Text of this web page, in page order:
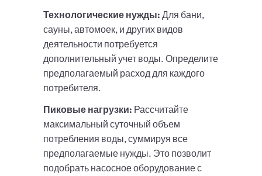
Технологические нужды: Для бани,
сауны, автомоек, и других видов
деятельности потребуется
дополнительный учет воды. Определите
предполагаемый расход для каждого
потребителя.
Пиковые нагрузки: Рассчитайте
максимальный суточный объем
потребления воды, суммируя все
предполагаемые нужды. Это позволит
подобрать насосное оборудование с